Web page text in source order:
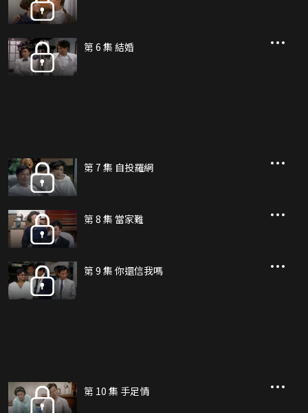
第 6 集 結婚
第 7 集 自投羅網
第 8 集 當家難
第 9 集 你還信我嗎
第 10 集 手足情